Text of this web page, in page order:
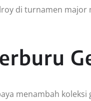
di turnamen
menambah